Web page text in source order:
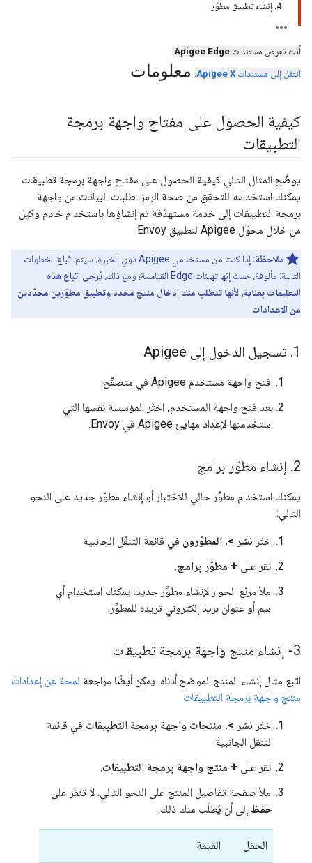
4. إنشاء تطبيق مطوِّر
أنت تعرض مستندات Apigee Edge
.
انتقل إلى مستندات Apigee X
. معلومات
كيفية الحصول على مفتاح واجهة برمجة
التطبيقات
يوضّح المثال التالي كيفية الحصول على مفتاح واجهة برمجة تطبيقات
يمكنك استخدامه للتحقق من صحة الرمز. طلبات البيانات من واجهة
برمجة التطبيقات إلى خدمة مستهدَفة تم إنشاؤها باستخدام خادم وكيل
من خلال محوّل Apigee لتطبيق Envoy.
ملاحظة:
إذا كنت من مستخدمي Apigee ذوي الخبرة، سيتم اتّباع الخطوات
التالية: مألوفة، حيث إنها تهيئات Edge القياسية؛ ومع ذلك،
يُرجى اتباع هذه
التعليمات بعناية، لأنها تتطلب منك إدخال منتج محدد وتطبيق مطوّرين محدّدين
من الإعدادات
1
. تسجيل الدخول إلى Apigee
افتح واجهة مستخدم Apigee في متصفّح.
بعد فتح واجهة المستخدم، اختَر المؤسسة نفسها التي
استخدمتها لإعداد مهايئ Apigee في Envoy.
2
. إنشاء مطوّر برامج
يمكنك استخدام مطوِّر حالي للاختبار أو إنشاء مطوّر جديد على النحو
التالي:
اختَر نشر >. المطوّرون في قائمة التنقّل الجانبية
انقر على + مطوّر برامج.
املأ مربّع الحوار لإنشاء مطوِّر جديد. يمكنك استخدام أي
اسم أو عنوان بريد إلكتروني تريده للمطوِّر.
3- إنشاء منتج واجهة برمجة تطبيقات
اتبع مثال إنشاء المنتج الموضح أدناه. يمكن أيضًا مراجعة لمحة عن إعدادات
منتج واجهة برمجة التطبيقات
اختَر نشر >. منتجات واجهة برمجة التطبيقات في قائمة
التنقل الجانبية
انقر على + منتج واجهة برمجة التطبيقات.
املأ صفحة تفاصيل المنتج على النحو التالي. لا تنقر على
حفظ إلى أن يُطلَب منك ذلك.
الحقل القيمة